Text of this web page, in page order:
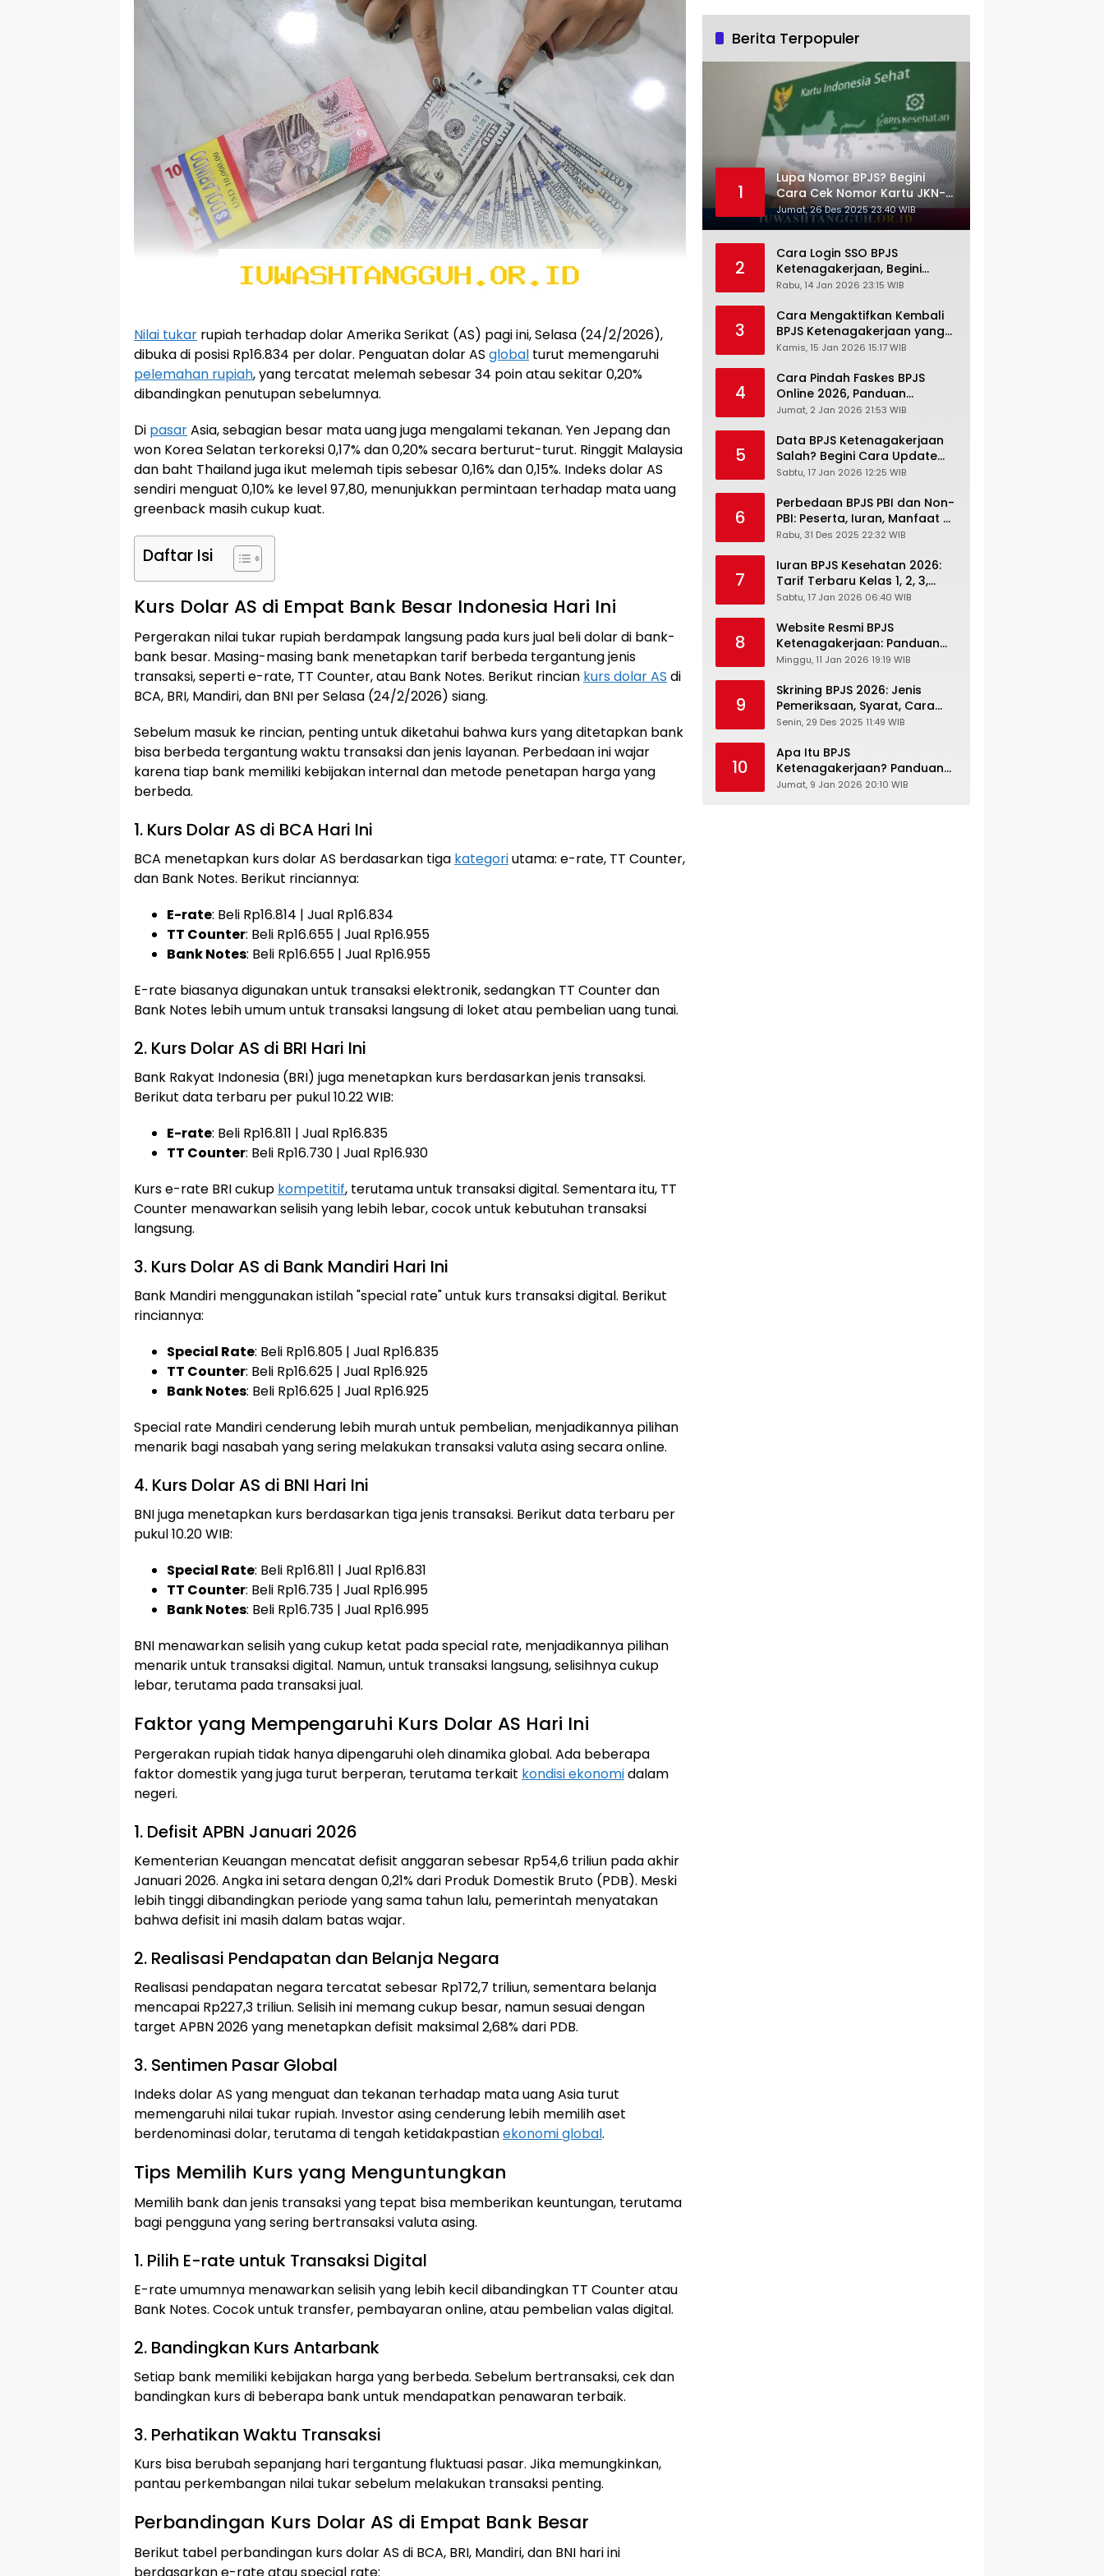
Nilai tukar rupiah terhadap dolar Amerika Serikat (AS) pagi ini, Selasa (24/2/2026),
dibuka di posisi Rp16.834 per dolar. Penguatan dolar AS global turut memengaruhi
pelemahan rupiah, yang tercatat melemah sebesar 34 poin atau sekitar 0,20%
dibandingkan penutupan sebelumnya.
Di pasarAsia, sebagian besar mata uang juga mengalami tekanan. Yen Jepang dan
won Korea Selatan terkoreksi 0,17% dan 0,20% secara berturut-turut. Ringgit Malaysia
dan baht Thailand juga ikut melemah tipis sebesar 0,16% dan 0,15%. Indeks dolar AS
sendiri menguat 0,10% ke level 97,80, menunjukkan permintaan terhadap mata uang
greenback masih cukup kuat.
Daftar Isi
Kurs Dolar AS di Empat Bank Besar Indonesia Hari Ini
Pergerakan nilai tukar rupiah berdampak langsung pada kurs jual beli dolar di bank-
bank besar. Masing-masing bank menetapkan tarif berbeda tergantung jenis
transaksi, seperti e-rate, TT Counter, atau Bank Notes. Berikut rincian kurs dolar AS di
BCA, BRI, Mandiri, dan BNI per Selasa (24/2/2026) siang.
Sebelum masuk ke rincian, penting untuk diketahui bahwa kurs yang ditetapkan bank
bisa berbeda tergantung waktu transaksi dan jenis layanan. Perbedaan ini wajar
karena tiap bank memiliki kebijakan internal dan metode penetapan harga yang
berbeda.
1. Kurs Dolar AS di BCA Hari Ini
BCA menetapkan kurs dolar AS berdasarkan tiga kategoriutama: e-rate, TT Counter,
dan Bank Notes. Berikut rinciannya:
E-rate: Beli Rp16.814 | Jual Rp16.834
TT Counter: Beli Rp16.655 | Jual Rp16.955
Bank Notes: Beli Rp16.655 | Jual Rp16.955
E-rate biasanya digunakan untuk transaksi elektronik, sedangkan TT Counter dan
Bank Notes lebih umum untuk transaksi langsung di loket atau pembelian uang tunai.
2. Kurs Dolar AS di BRI Hari Ini
Bank Rakyat Indonesia (BRI) juga menetapkan kurs berdasarkan jenis transaksi.
Berikut data terbaru per pukul 10.22 WIB:
E-rate: Beli Rp16.811 | Jual Rp16.835
TT Counter: Beli Rp16.730 | Jual Rp16.930
Kurs e-rate BRI cukup kompetitif, terutama untuk transaksi digital. Sementara itu, TT
Counter menawarkan selisih yang lebih lebar, cocok untuk kebutuhan transaksi
langsung.
3. Kurs Dolar AS di Bank Mandiri Hari Ini
Bank Mandiri menggunakan istilah "special rate" untuk kurs transaksi digital. Berikut
rinciannya:
Special Rate: Beli Rp16.805 | Jual Rp16.835
TT Counter: Beli Rp16.625 | Jual Rp16.925
Bank Notes: Beli Rp16.625 | Jual Rp16.925
Special rate Mandiri cenderung lebih murah untuk pembelian, menjadikannya pilihan
menarik bagi nasabah yang sering melakukan transaksi valuta asing secara online.
4. Kurs Dolar AS di BNI Hari Ini
BNI juga menetapkan kurs berdasarkan tiga jenis transaksi. Berikut data terbaru per
pukul 10.20 WIB:
Special Rate: Beli Rp16.811 | Jual Rp16.831
TT Counter: Beli Rp16.735 | Jual Rp16.995
Bank Notes: Beli Rp16.735 | Jual Rp16.995
BNI menawarkan selisih yang cukup ketat pada special rate, menjadikannya pilihan
menarik untuk transaksi digital. Namun, untuk transaksi langsung, selisihnya cukup
lebar, terutama pada transaksi jual.
Faktor yang Mempengaruhi Kurs Dolar AS Hari Ini
Pergerakan rupiah tidak hanya dipengaruhi oleh dinamika global. Ada beberapa
faktor domestik yang juga turut berperan, terutama terkait kondisi ekonomidalam
negeri.
1. Defisit APBN Januari 2026
Kementerian Keuangan mencatat defisit anggaran sebesar Rp54,6 triliun pada akhir
Januari 2026. Angka ini setara dengan 0,21% dari Produk Domestik Bruto (PDB). Meski
lebih tinggi dibandingkan periode yang sama tahun lalu, pemerintah menyatakan
bahwa defisit ini masih dalam batas wajar.
2. Realisasi Pendapatan dan Belanja Negara
Realisasi pendapatan negara tercatat sebesar Rp172,7 triliun, sementara belanja
mencapai Rp227,3 triliun. Selisih ini memang cukup besar, namun sesuai dengan
target APBN 2026 yang menetapkan defisit maksimal 2,68% dari PDB.
3. Sentimen Pasar Global
Indeks dolar AS yang menguat dan tekanan terhadap mata uang Asia turut
memengaruhi nilai tukar rupiah. Investor asing cenderung lebih memilih aset
berdenominasi dolar, terutama di tengah ketidakpastianekonomi global.
Tips Memilih Kurs yang Menguntungkan
Memilih bank dan jenis transaksi yang tepat bisa memberikan keuntungan, terutama
bagi pengguna yang sering bertransaksi valuta asing.
1. Pilih E-rate untuk Transaksi Digital
E-rate umumnya menawarkan selisih yang lebih kecil dibandingkan TT Counter atau
Bank Notes. Cocok untuk transfer, pembayaran online, atau pembelian valas digital.
2. Bandingkan Kurs Antarbank
Setiap bank memiliki kebijakan harga yang berbeda. Sebelum bertransaksi, cek dan
bandingkan kurs di beberapa bank untuk mendapatkan penawaran terbaik.
3. Perhatikan Waktu Transaksi
Kurs bisa berubah sepanjang hari tergantung fluktuasi pasar. Jika memungkinkan,
pantau perkembangan nilai tukar sebelum melakukan transaksi penting.
Perbandingan Kurs Dolar AS di Empat Bank Besar
Berikut tabel perbandingan kurs dolar AS di BCA, BRI, Mandiri, dan BNI hari ini
Berita Terpopuler
1
Lupa Nomor BPJS? Begini
Cara Cek Nomor Kartu JKN-
KIS dengan NIK KTP
Jumat, 26 Des 2025 23:40 WIB
2
Cara Login SSO BPJS
Ketenagakerjaan, Begini
Tutorial Lengkap dan
Rabu, 14 Jan 2026 23:15 WIB
3
Cara Mengaktifkan Kembali
BPJS Ketenagakerjaan yang
Nonaktif, Begini Panduan
Kamis, 15 Jan 2026 15:17 WIB
4
Cara Pindah Faskes BPJS
Online 2026, Panduan
Lengkap via Mobile JKN,
Cabang
Jumat, 2 Jan 2026 21:53 WIB
5
Data BPJS Ketenagakerjaan
Salah? Begini Cara Update
Rekening, Alamat, HP di JMO
Sabtu, 17 Jan 2026 12:25 WIB
6
Perbedaan BPJS PBI dan Non-
PBI: Peserta, Iuran, Manfaat &
Masa Berlaku Terbaru 2026
Rabu, 31 Des 2025 22:32 WIB
7
Iuran BPJS Kesehatan 2026:
Tarif Terbaru Kelas 1, 2, 3,
Cara Bayar, Denda &
JKN-KIS
Sabtu, 17 Jan 2026 06:40 WIB
8
Website Resmi BPJS
Ketenagakerjaan: Panduan
Lengkap Akses dan Fitur
Minggu, 11 Jan 2026 19:19 WIB
9
Skrining BPJS 2026: Jenis
Pemeriksaan, Syarat, Cara
Daftar & Cek Riwayat
Senin, 29 Des 2025 11:49 WIB
10
Apa Itu BPJS
Ketenagakerjaan? Panduan
Lengkap untuk Pekerja dan
Jumat, 9 Jan 2026 20:10 WIB